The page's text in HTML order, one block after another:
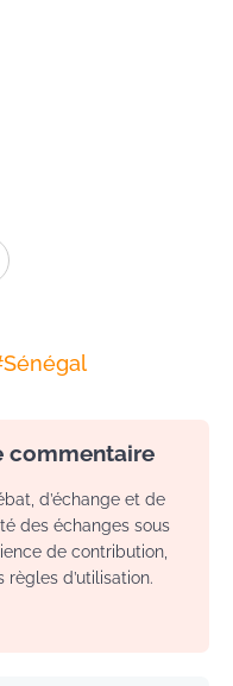
Sénégal
commentaire
d’échange et de
des échanges sous
de contribution,
règles d’utilisation.